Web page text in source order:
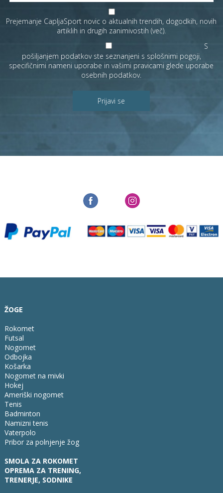
Prejemanje CapljaSport novic o aktualnih trendih, dogodkih, novih
artiklih in drugih zanimivostih (več).
S
pošiljanjem podatkov ste seznanjeni s splošnimi pogoji,
specifičnimi nameni uporabe invašimi pravicami glede uporabe
osebnih podatkov.
Prijavi se
ŽOGE
Rokomet
Futsal
Nogomet
Odbojka
Košarka
Nogomet na mivki
Hokej
Ameriški nogomet
Tenis
Badminton
Namizni tenis
Vaterpolo
Pribor za polnjenje žog
SMOLA ZA ROKOMET
OPREMA ZA TRENING,
TRENERJE, SODNIKE